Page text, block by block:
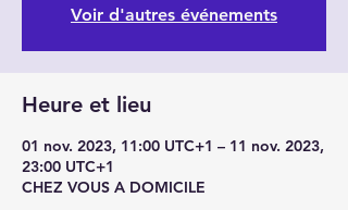
Voir d'autres événements
Heure et lieu
01 nov. 2023, 11:00 UTC+1 – 11 nov. 2023,
23:00 UTC+1
CHEZ VOUS A DOMICILE